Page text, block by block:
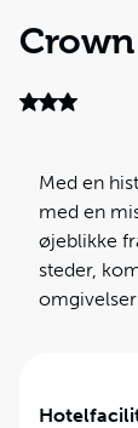
Med en
med en
øjeblikke
steder,